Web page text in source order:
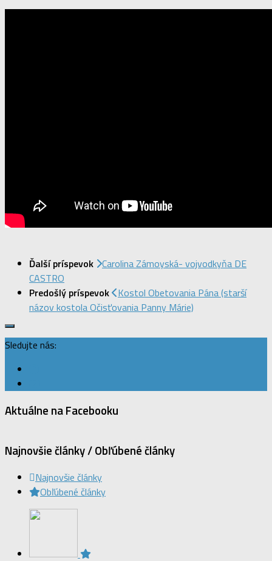
Ďalší príspevok Carolina Zámoyská- vojvodkyňa DE
CASTRO
Predošlý príspevok
Kostol Obetovania Pána (starší
názov kostola Očisťovania Panny Márie)
Sledujte nás:
Aktuálne na Facebooku
Najnovšie články / Obľúbené články
Najnovšie články
Obľúbené články